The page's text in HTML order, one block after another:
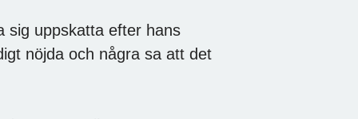
sig uppskatta efter hans
nöjda och några sa att det